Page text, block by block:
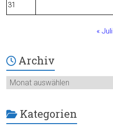
31
« Juli
Archiv
Archiv
Kategorien